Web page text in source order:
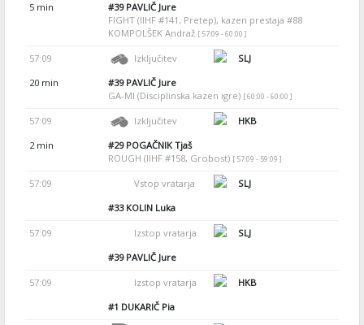
5 min
#39PAVLIČ Jure
FIGHT (IIHF #141, Pretep), kazen prestaja #88
KOMPOLŠEK Andraž [ 57:09 - 60:00 ]
57:09 Izključitev
SLJ
20 min
#39PAVLIČ Jure
GA-MI (Disciplinska kazen igre) [ 60:00 - 60:00 ]
57:09 Izključitev
HKB
2 min
#29POGAČNIK Tjaš
ROUGH (IIHF #158, Grobost) [ 57:09 - 59:09 ]
57:09 Vstop vratarja
SLJ
#33KOLIN Luka
57:09 Izstop vratarja
SLJ
#39PAVLIČ Jure
57:09 Izstop vratarja
HKB
#1 DUKARIČ Pia